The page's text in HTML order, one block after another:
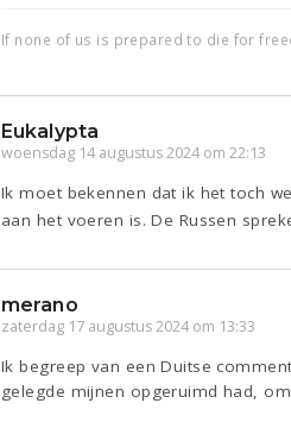
If none of us is prepared to die for
Eukalypta
woensdag 14 augustus 2024 om 22:13
Ik moet bekennen dat ik het toch
aan het voeren is. De Russen
merano
zaterdag 17 augustus 2024 om 13:33
Ik begreep van een Duitse
gelegde mijnen opgeruimd had,